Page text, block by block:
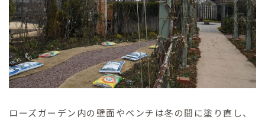
ローズガーデン内の壁面やベンチは冬の間に塗り直し、